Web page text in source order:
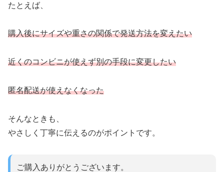
たとえば、
購入後にサイズや重さの関係で発送方法を変えたい
近くのコンビニが使えず別の手段に変更したい
匿名配送が使えなくなった
そんなときも、
やさしく丁寧に伝えるのがポイントです。
ご購入ありがとうございます。